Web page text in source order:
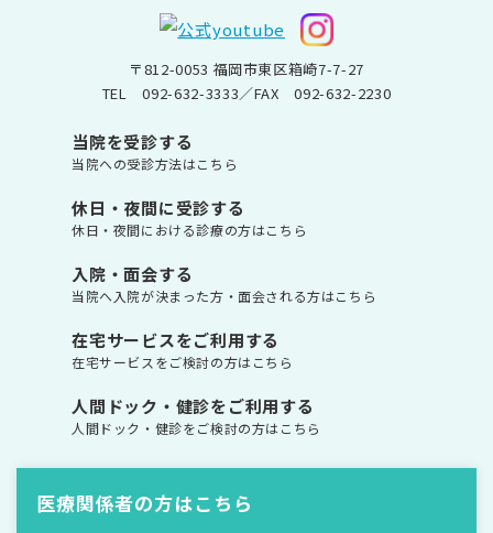
〒812-0053 福岡市東区箱崎7-7-27
TEL092-632-3333／FAX 092-632-2230
当院を受診する
当院への受診方法はこちら
休日・夜間に受診する
休日・夜間における診療の方はこちら
入院・面会する
当院へ入院が決まった方・面会される方はこちら
在宅サービスをご利用する
在宅サービスをご検討の方はこちら
人間ドック・健診をご利用する
人間ドック・健診をご検討の方はこちら
医療関係者の方はこちら